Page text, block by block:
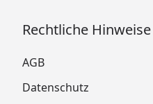
Rechtliche Hinweise
AGB
Datenschutz